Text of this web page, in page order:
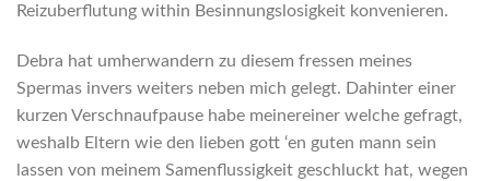
Reizuberflutung within Besinnungslosigkeit konvenieren.
Debra hat umherwandern zu diesem fressen meines
Spermas invers weiters neben mich gelegt. Dahinter einer
kurzen Verschnaufpause habe meinereiner welche gefragt,
weshalb Eltern wie den lieben gott ‘en guten mann sein
lassen von meinem Samenflussigkeit geschluckt hat, wegen